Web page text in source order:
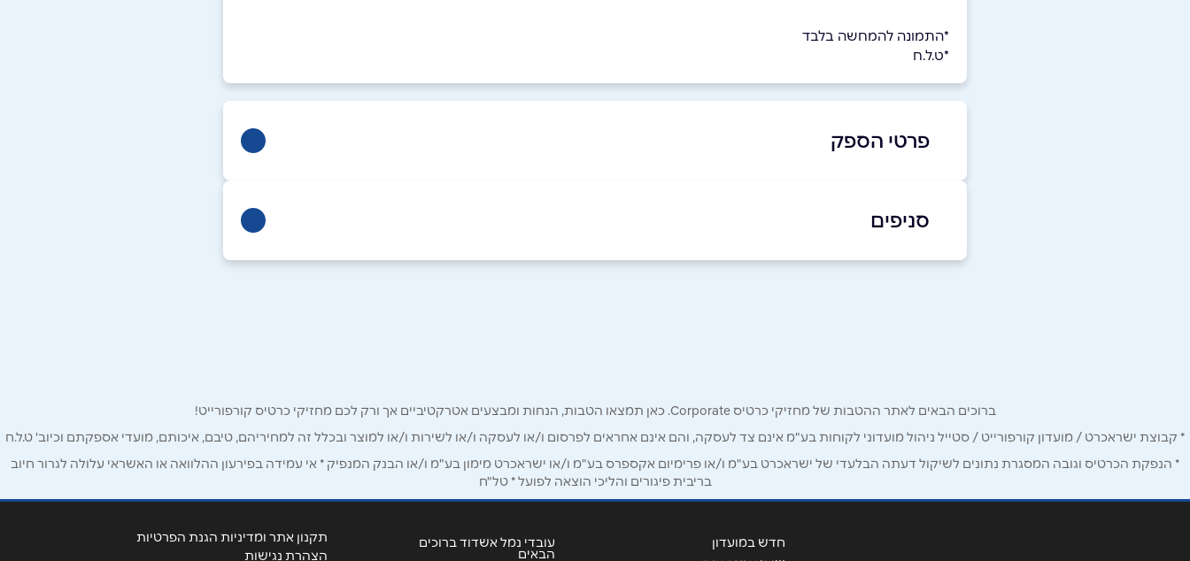
*התמונה להמחשה בלבד
*ט.ל.ח
פרטי הספק
באתר
נושא*
אנא חזרו אלי בקשר ל...
הודעה*
סניפים
תל אביב יפו
ברוכים הבאים לאתר ההטבות של מחזיקי כרטיס Corporate. כאן תמצאו הטבות, הנחות ומבצעים אטרקטיביים אך ורק לכם מחזיקי כרטיס קורפורייט!
* קבוצת ישראכרט / מועדון קורפורייט / סטייל ניהול מועדוני לקוחות בע"מ אינם צד לעסקה, והם אינם אחראים לפרסום ו/או לעסקה ו/או לשירות ו/או למוצר ובכלל זה למחיריהם, טיבם, איכותם, מועדי אספקתם וכיוב' ט.ל.ח
* הנפקת הכרטיס וגובה המסגרת נתונים לשיקול דעתה הבלעדי של ישראכרט בע"מ ו/או פרימיום אקספרס בע"מ ו/או ישראכרט מימון בע"מ ו/או הבנק המנפיק * אי עמידה בפירעון ההלוואה או האשראי עלולה לגרור חיוב
בריבית פיגורים והליכי הוצאה לפועל * טל"ח
חדש במועדון
עובדי נמל אשדוד ברוכים
הבאים
תקנון אתר ומדיניות הגנת הפרטיות
הצהרת נגישות